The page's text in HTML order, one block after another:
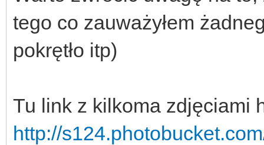
tego co zauważyłem
pokrętło itp)
Tu link z kilkoma zdjęciami
http://